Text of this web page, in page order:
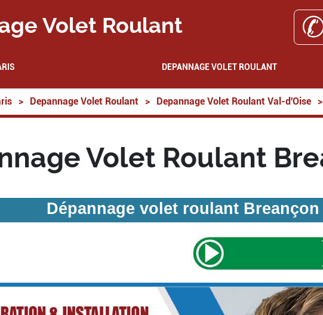
Volet Roulant
DEPANNAGE VOLET ROULANT
> Depannage Volet Roulant > Depannage Volet Roulant Val-d'Oise >
Volet Roulant
Dépannage volet roulant Breançon